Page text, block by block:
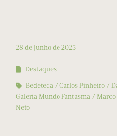
28 de Junho de 2025
Destaques
Bedeteca
Carlos Pinheiro
Galeria Mundo Fantasma
Marco
Neto